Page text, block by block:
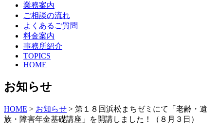
業務案内
ご相談の流れ
よくあるご質問
料金案内
事務所紹介
TOPICS
HOME
お知らせ
HOME > お知らせ > 第１８回浜松まちゼミにて「老齢・遺
族・障害年金基礎講座」を開講しました！（８月３日）